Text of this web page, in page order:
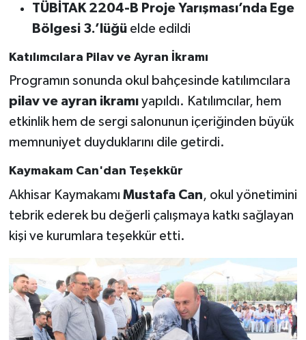
TÜBİTAK 2204-B Proje Yarışması’nda Ege
Bölgesi 3.’lüğüelde edildi
Katılımcılara Pilav ve Ayran İkramı
Programın sonunda okul bahçesinde katılımcılara
pilav ve ayran ikramıyapıldı. Katılımcılar, hem
etkinlik hem de sergi salonunun içeriğinden büyük
memnuniyet duyduklarını dile getirdi.
Kaymakam Can'dan Teşekkür
Akhisar Kaymakamı Mustafa Can, okul yönetimini
tebrik ederek bu değerli çalışmaya katkı sağlayan
kişi ve kurumlara teşekkür etti.